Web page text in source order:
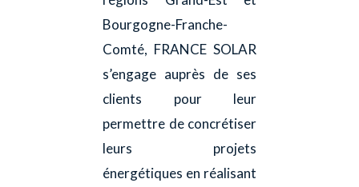
Bourgogne-Franche-
Comté, FRANCE SOLAR
s’engage auprès de ses
clients pour leur
permettre de concrétiser
leurs projets
énergétiques en réalisant